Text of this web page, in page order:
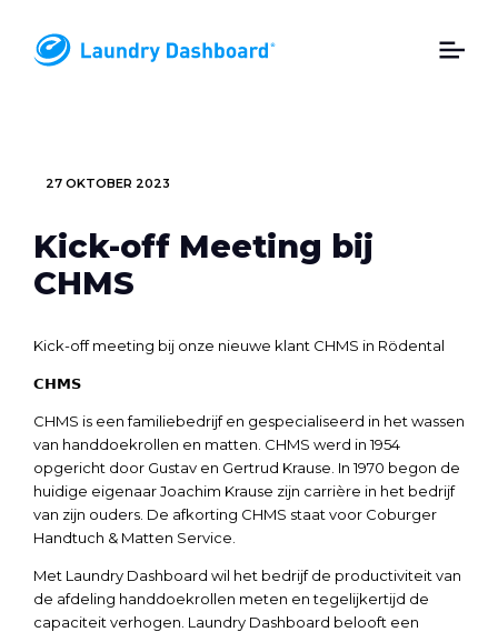
27 OKTOBER 2023
Kick-off Meeting bij
CHMS
Kick-off meeting bij onze nieuwe klant CHMS in Rödental
𝗖𝗛𝗠𝗦
CHMS is een familiebedrijf‍‍ en gespecialiseerd in het wassen
van handdoekrollen en matten. CHMS werd in 1954
opgericht door Gustav en Gertrud Krause. In 1970 begon de
huidige eigenaar Joachim Krause zijn carrière in het bedrijf
van zijn ouders. De afkorting CHMS staat voor Coburger
Handtuch & Matten Service.
Met Laundry Dashboard wil het bedrijf de productiviteit van
de afdeling handdoekrollen meten en tegelijkertijd de
capaciteit verhogen. Laundry Dashboard belooft een